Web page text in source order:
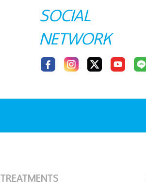
SOCIAL
NETWORK
TREATMENTS